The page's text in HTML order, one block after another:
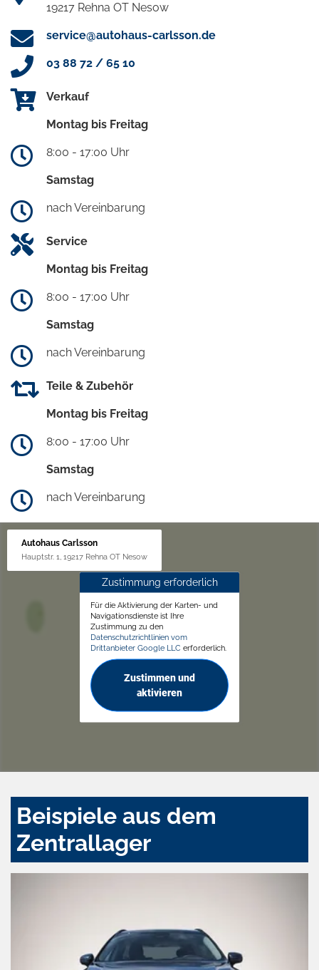
19217 Rehna OT Nesow
service@autohaus-carlsson.de
03 88 72 / 65 10
Verkauf
Montag bis Freitag
8:00 - 17:00 Uhr
Samstag
nach Vereinbarung
Service
Montag bis Freitag
8:00 - 17:00 Uhr
Samstag
nach Vereinbarung
Teile & Zubehör
Montag bis Freitag
8:00 - 17:00 Uhr
Samstag
nach Vereinbarung
Autohaus Carlsson
Hauptstr. 1, 19217 Rehna OT Nesow
Zustimmung erforderlich
Für die Aktivierung der Karten- und
Navigationsdienste ist Ihre
Zustimmung zu den
Datenschutzrichtlinien vom
Drittanbieter Google LLC erforderlich.
Zustimmen und
aktivieren
Beispiele aus dem
Zentrallager